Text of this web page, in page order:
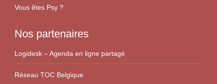
Vous êtes Psy ?
Nos partenaires
Logidesk – Agenda en ligne partagé
Réseau TOC Belgique